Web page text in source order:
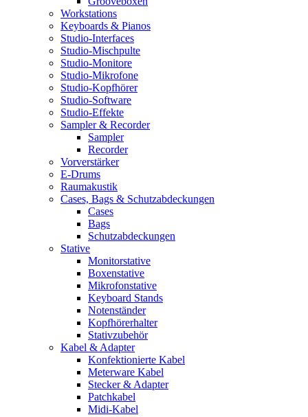
Workstations
Keyboards & Pianos
Studio-Interfaces
Studio-Mischpulte
Studio-Monitore
Studio-Mikrofone
Studio-Kopfhörer
Studio-Software
Studio-Effekte
Sampler & Recorder
Sampler
Recorder
Vorverstärker
E-Drums
Raumakustik
Cases, Bags & Schutzabdeckungen
Cases
Bags
Schutzabdeckungen
Stative
Monitorstative
Boxenstative
Mikrofonstative
Keyboard Stands
Notenständer
Kopfhörerhalter
Stativzubehör
Kabel & Adapter
Konfektionierte Kabel
Meterware Kabel
Stecker & Adapter
Patchkabel
Midi-Kabel